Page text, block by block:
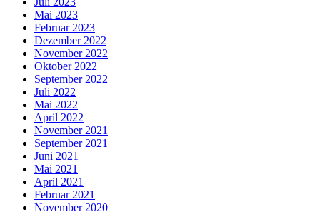
Mai 2023
Februar 2023
Dezember 2022
November 2022
Oktober 2022
September 2022
Juli 2022
Mai 2022
April 2022
November 2021
September 2021
Juni 2021
Mai 2021
April 2021
Februar 2021
November 2020